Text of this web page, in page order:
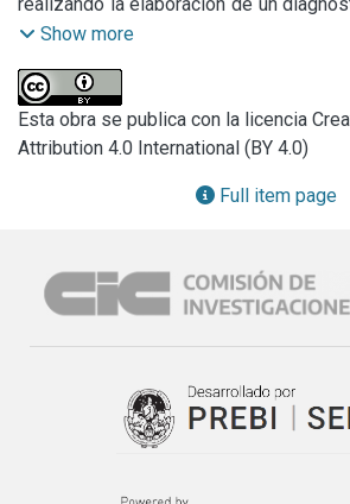
los tres sectores bajo análisis
completando la recopilación y análisis
económicos de cada sector, que será
para el desarrollo de
ejemplos de plantas de pequeña y
las pruebas del prototipo desarrollado
director del Proyecto: “Desarrollo de
de carne de carpa (Cyprinus carpio)
comparada con las máquinas de
industrial, demostrando que la
menor a 3500 kg de pescado/día.
Show more
Esta obra se publica con la licencia
Attribution 4.0 International (BY 4.0)
Full item page